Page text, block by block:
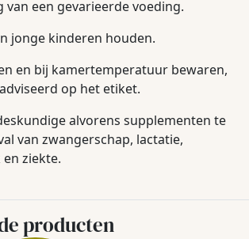
van een gevarieerde voeding.
jonge kinderen houden.
en bij kamertemperatuur bewaren,
op het etiket.
alvorens supplementen te
van zwangerschap, lactatie,
ziekte.
producten